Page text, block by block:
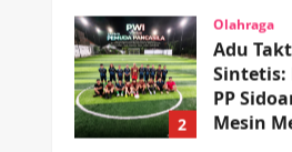
wartanusa
3
Ekonomi
HOT
Wage
Bazar